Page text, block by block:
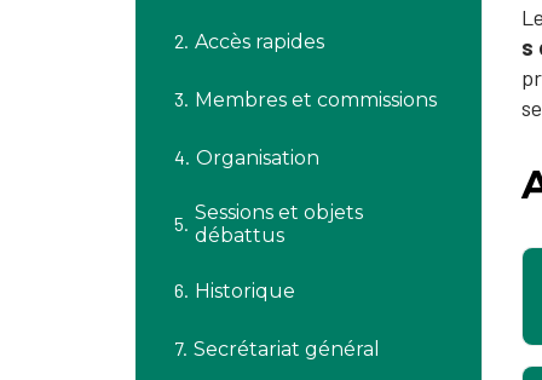
Accès rapides
Membres et commissions
Organisation
Sessions et objets
débattus
Historique
Secrétariat général
s